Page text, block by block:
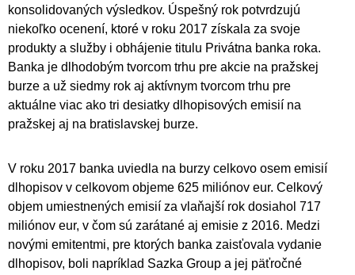
konsolidovaných výsledkov. Úspešný rok potvrdzujú
niekoľko ocenení, ktoré v roku 2017 získala za svoje
produkty a služby i obhájenie titulu Privátna banka roka.
Banka je dlhodobým tvorcom trhu pre akcie na pražskej
burze a už siedmy rok aj aktívnym tvorcom trhu pre
aktuálne viac ako tri desiatky dlhopisových emisií na
pražskej aj na bratislavskej burze.
V roku 2017 banka uviedla na burzy celkovo osem emisií
dlhopisov v celkovom objeme 625 miliónov eur. Celkový
objem umiestnených emisií za vlaňajší rok dosiahol 717
miliónov eur, v čom sú zarátané aj emisie z 2016. Medzi
novými emitentmi, pre ktorých banka zaisťovala vydanie
dlhopisov, boli napríklad Sazka Group a jej päťročné